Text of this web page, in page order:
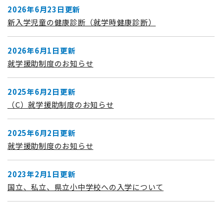
2026年6月23日更新
新入学児童の健康診断（就学時健康診断）
2026年6月1日更新
就学援助制度のお知らせ
2025年6月2日更新
（C）就学援助制度のお知らせ
2025年6月2日更新
就学援助制度のお知らせ
2023年2月1日更新
国立、私立、県立小中学校への入学について